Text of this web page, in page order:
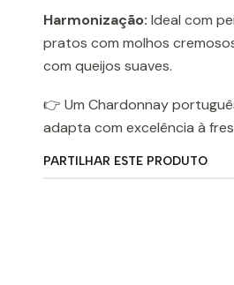
Harmonização: Ideal com
pratos com molhos
com queijos suaves.
👉 Um Chardonnay
adapta com excelência à
PARTILHAR ESTE PRODUTO